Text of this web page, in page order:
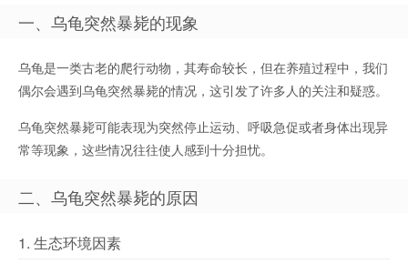
一、乌龟突然暴毙的现象
乌龟是一类古老的爬行动物，其寿命较长，但在养殖过程中，我们
偶尔会遇到乌龟突然暴毙的情况，这引发了许多人的关注和疑惑。
乌龟突然暴毙可能表现为突然停止运动、呼吸急促或者身体出现异
常等现象，这些情况往往使人感到十分担忧。
二、乌龟突然暴毙的原因
1. 生态环境因素